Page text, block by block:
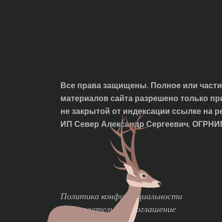
Все права защищены. Полное или
материалов сайта разрешено только
не закрытой от индексации ссылке на
ИП Север Александр Сергеевич,
Политика конфиденциальности
Пользовательское соглашение